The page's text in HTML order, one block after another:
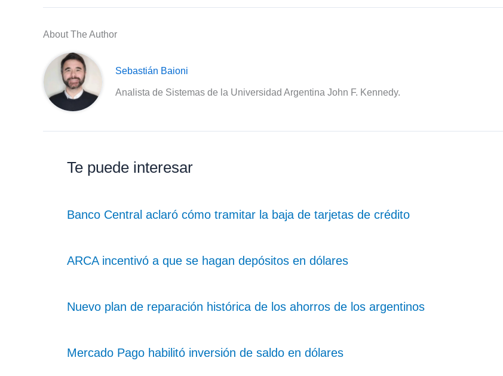
About The Author
Sebastián Baioni
Analista de Sistemas de la Universidad Argentina John F. Kennedy.
Te puede interesar
Banco Central aclaró cómo tramitar la baja de tarjetas de crédito
ARCA incentivó a que se hagan depósitos en dólares
Nuevo plan de reparación histórica de los ahorros de los argentinos
Mercado Pago habilitó inversión de saldo en dólares